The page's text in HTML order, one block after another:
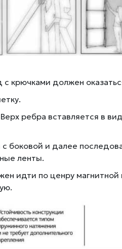
крючками должен
ребра вставляется в
боковой и далее
ленты.
идти по ценру